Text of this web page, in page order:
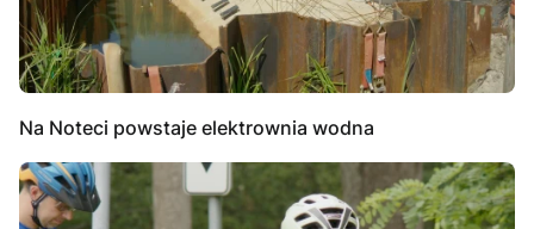
Na Noteci powstaje elektrownia wodna